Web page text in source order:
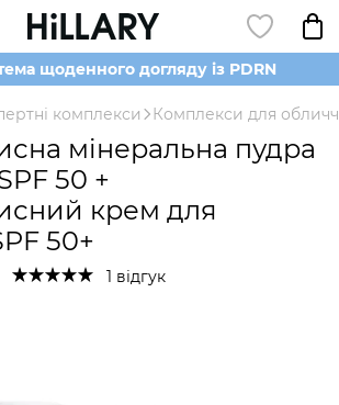
щоденного догляду із PDRN
комплекси Комплекси для
мінеральна пудра
50 +
крем для
50+
1 відгук